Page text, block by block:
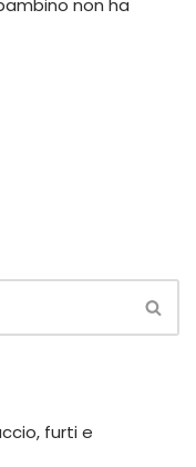
non ha
furti e